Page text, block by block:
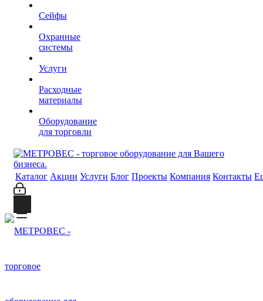
Сейфы
Охранные
системы
Услуги
Расходные
материалы
Оборудование
для торговли
Каталог Акции Услуги Блог Проекты Компания Контакты